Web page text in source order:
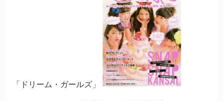
「ドリーム・ガールズ」